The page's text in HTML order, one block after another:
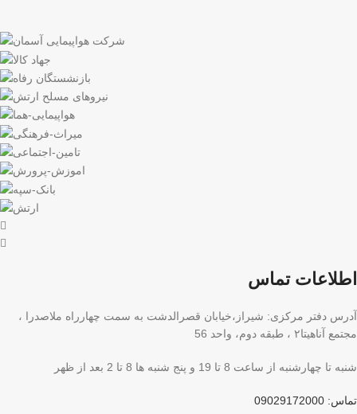
اطلاعات تماس
آدرس دفتر مرکزی: شیراز،خیابان قصرالدشت به سمت چهارراه ملاصدرا ،
مجتمع آناهیتا۲ ، طبقه دوم، واحد 56
شنبه تا چهارشنبه از ساعت 8 تا 19 و پنج شنبه ها 8 تا 2 بعد از ظهر
تماس: 09029172000